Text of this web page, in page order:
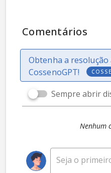
Comentários
Obtenha a resolução
CossenoGPT!
Sempre abrir
Nenhum